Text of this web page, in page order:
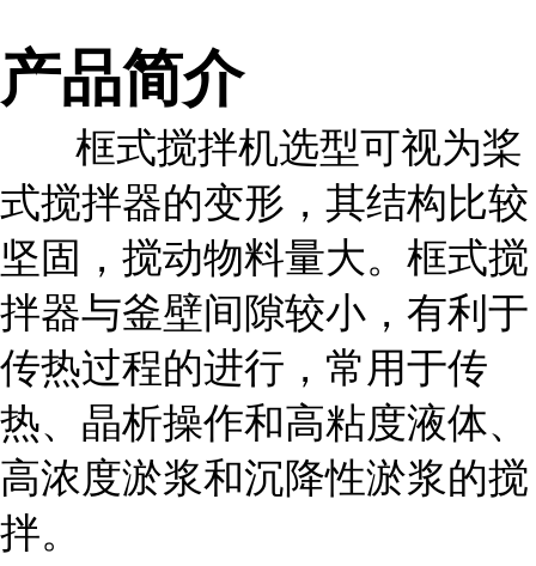
产品简介
框式搅拌机选型可视为桨
式搅拌器的变形，其结构比较
坚固，搅动物料量大。框式搅
拌器与釜壁间隙较小，有利于
传热过程的进行，常用于传
热、晶析操作和高粘度液体、
高浓度淤浆和沉降性淤浆的搅
拌。